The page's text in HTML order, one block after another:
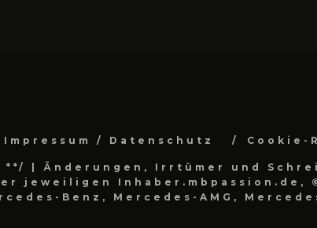
Impressum / Datenschutz Cookie-
**/
| Änderungen, Irrtümer und
jeweiligen Inhaber.mbpassion.de,
Benz, Mercedes-AMG,